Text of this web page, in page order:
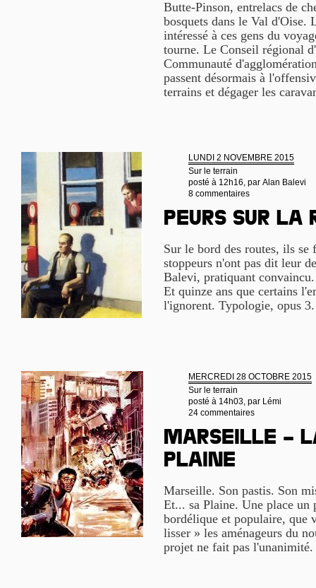
Butte-Pinson, entrelacs de
bosquets dans le Val d'Oise.
intéressé à ces gens du
tourne. Le Conseil régional
Communauté
passent désormais à
terrains et dégager les
LUNDI 2 NOVEMBRE 2015
Sur le terrain
posté à 12h16, par Alan Balevi
8 commentaires
Peurs sur la
Sur le bord des routes, ils
stoppeurs n'ont pas dit leur
Balevi, pratiquant
Et quinze ans que certains
l'ignorent. Typologie, opus
MERCREDI 28 OCTOBRE 2015
Sur le terrain
posté à 14h03, par Lémi
24 commentaires
Marseille –
Plaine
Marseille. Son pastis. Son
Et... sa Plaine. Une place un
bordélique et populaire, que
lisser » les aménageurs du
projet ne fait pas l'unanimité.